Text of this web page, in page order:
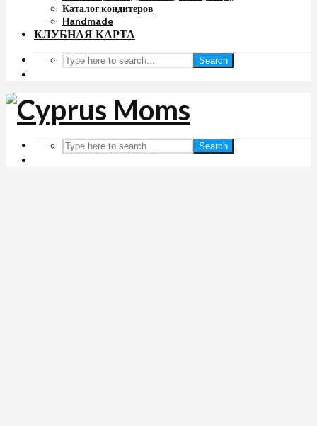
Каталог кондитеров
Handmade
КЛУБНАЯ КАРТА
Search
Search